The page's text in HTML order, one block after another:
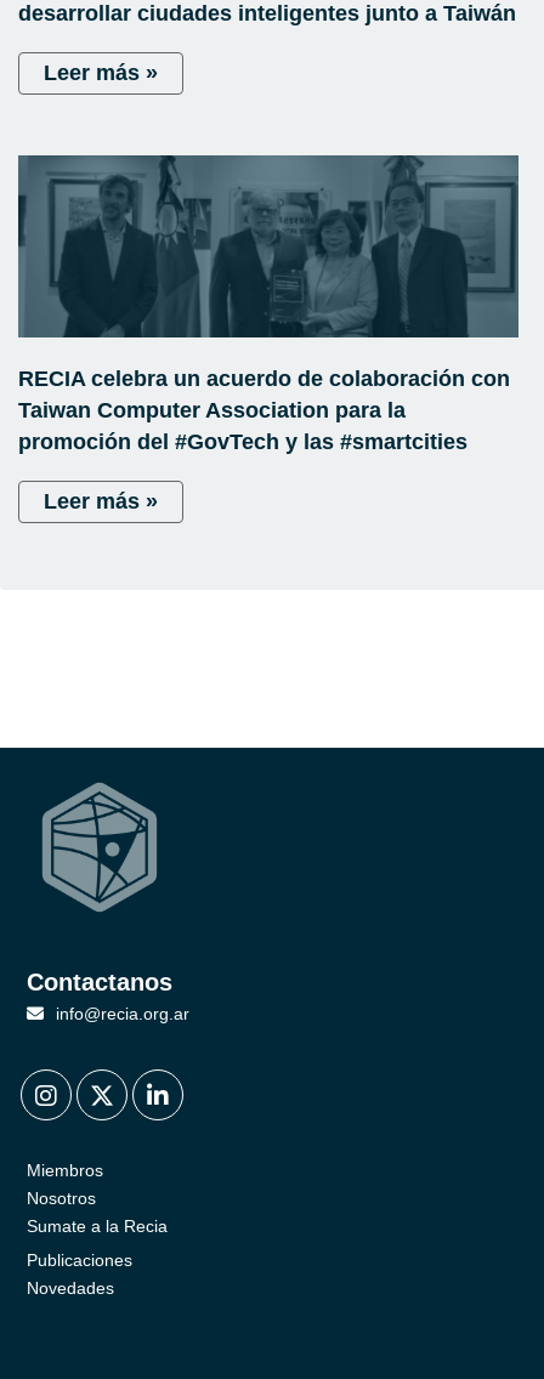
desarrollar ciudades inteligentes junto a Taiwán
Leer más »
RECIA celebra un acuerdo de colaboración con
Taiwan Computer Association para la
promoción del #GovTech y las #smartcities
Leer más »
Contactanos
info@recia.org.ar
. . .
Miembros
Nosotros
Sumate a la Recia
Publicaciones
Novedades